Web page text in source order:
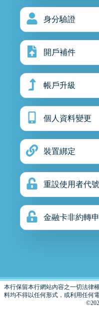
身分驗證
開戶補件
帳戶升級
個人資料變更
裝置綁定
重設使用者代
金融卡非約轉
本行保留本行網站內容之一切法律
料均不得以任何形式，或利用任何